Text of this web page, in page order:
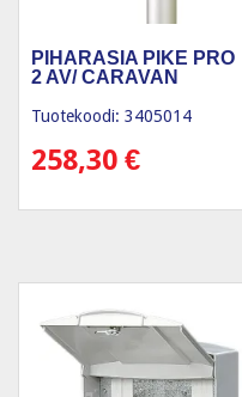
PIHARASIA PIKE PRO
2 AV/ CARAVAN
Tuotekoodi: 3405014
258,30 €